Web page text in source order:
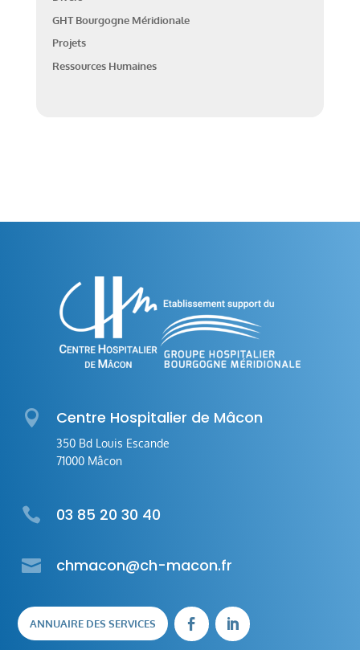
GHT Bourgogne Méridionale
Projets
Ressources Humaines
 Centre Hospitalier de Mâcon
350 Bd Louis Escande
71000 Mâcon
 03 85 20 30 40
 chmacon@ch-macon.fr
ANNUAIRE DES SERVICES  